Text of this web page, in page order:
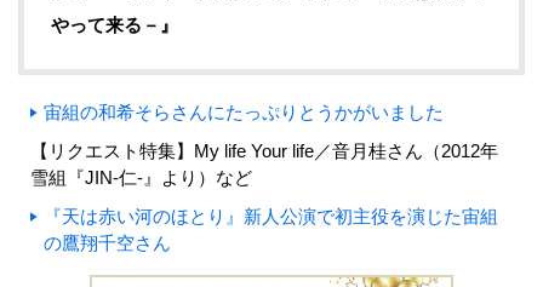
やって来る－』
宙組の和希そらさんにたっぷりとうかがいました
【リクエスト特集】My life Your life／音月桂さん（2012年
雪組『JIN-仁-』より）など
『天は赤い河のほとり』新人公演で初主役を演じた宙組
の鷹翔千空さん